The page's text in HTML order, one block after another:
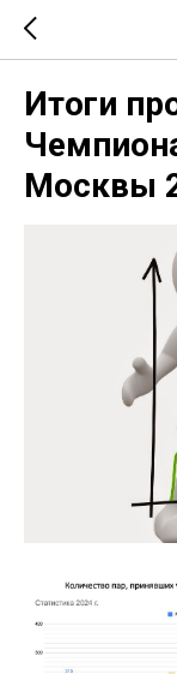
Итоги
Москвы